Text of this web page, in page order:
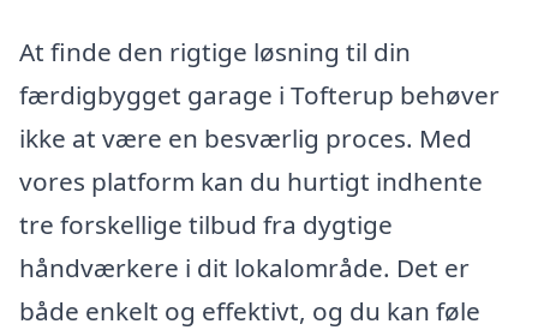
At finde den rigtige løsning til din
færdigbygget garage i Tofterup behøver
ikke at være en besværlig proces. Med
vores platform kan du hurtigt indhente
tre forskellige tilbud fra dygtige
håndværkere i dit lokalområde. Det er
både enkelt og effektivt, og du kan føle